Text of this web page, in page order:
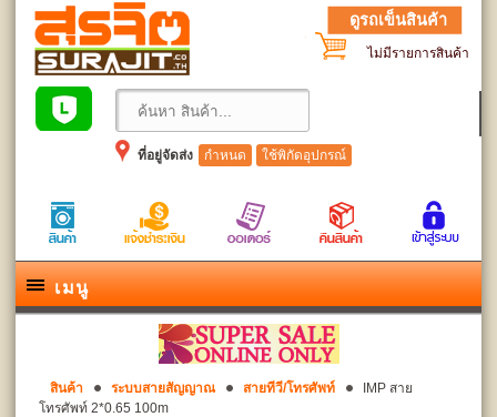
ดูรถเข็นสินค้า
ไม่มีรายการสินค้า
ที่อยู่จัดส่ง กำหนด ใช้พิกัดอุปกรณ์
เมนู
สินค้า ระบบสายสัญญาณ สายทีวี/โทรศัพท์
IMP สาย
โทรศัพท์ 2*0.65 100m